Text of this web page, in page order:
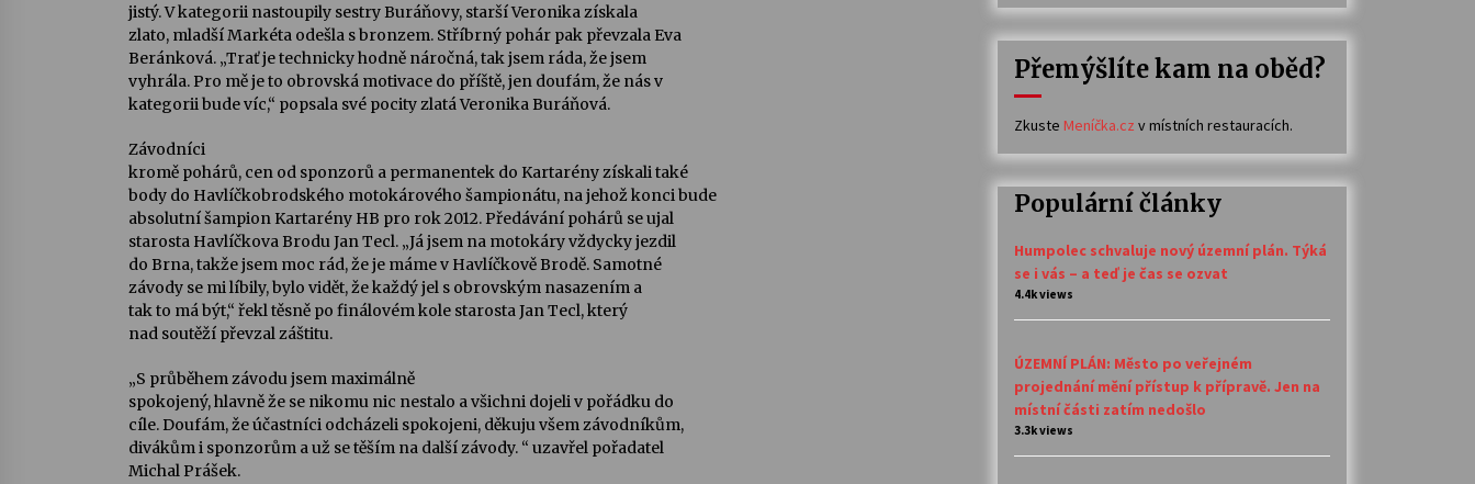
jistý. V kategorii nastoupily sestry Buráňovy, starší Veronika získala
zlato, mladší Markéta odešla s bronzem. Stříbrný pohár pak převzala Eva
Beránková. „Trať je technicky hodně náročná, tak jsem ráda, že jsem
vyhrála. Pro mě je to obrovská motivace do příště, jen doufám, že nás v
kategorii bude víc,“ popsala své pocity zlatá Veronika Buráňová.
Závodníci
kromě pohárů, cen od sponzorů a permanentek do Kartarény získali také
body do Havlíčkobrodského motokárového šampionátu, na jehož konci bude
absolutní šampion Kartarény HB pro rok 2012. Předávání pohárů se ujal
starosta Havlíčkova Brodu Jan Tecl. „Já jsem na motokáry vždycky jezdil
do Brna, takže jsem moc rád, že je máme v Havlíčkově Brodě. Samotné
závody se mi líbily, bylo vidět, že každý jel s obrovským nasazením a
tak to má být,“ řekl těsně po finálovém kole starosta Jan Tecl, který
nad soutěží převzal záštitu.
„S průběhem závodu jsem maximálně
spokojený, hlavně že se nikomu nic nestalo a všichni dojeli v pořádku do
cíle. Doufám, že účastníci odcházeli spokojeni, děkuju všem závodníkům,
divákům i sponzorům a už se těším na další závody. “ uzavřel pořadatel
Michal Prášek.
Přemýšlíte kam na oběd?
Zkuste Meníčka.cz v místních restauracích.
Populární články
Humpolec schvaluje nový územní plán. Týká
se i vás – a teď je čas se ozvat
4.4k views
ÚZEMNÍ PLÁN: Město po veřejném
projednání mění přístup k přípravě. Jen na
místní části zatím nedošlo
3.3k views